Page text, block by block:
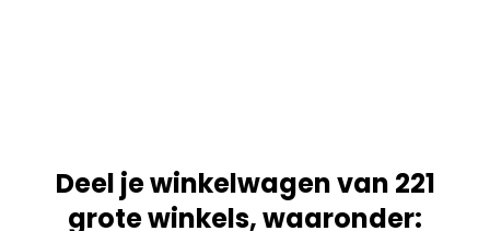
Deel je winkelwagen van 221
grote winkels, waaronder: